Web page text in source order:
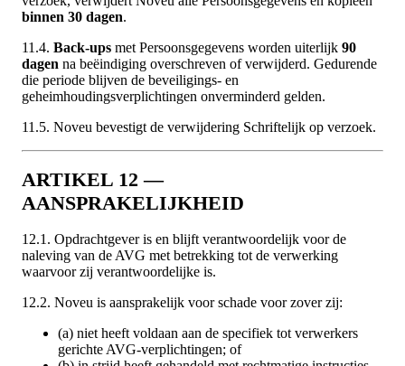
binnen 30 dagen.
11.4. Back-ups met Persoonsgegevens worden uiterlijk 90
dagen na beëindiging overschreven of verwijderd. Gedurende
die periode blijven de beveiligings- en
geheimhoudingsverplichtingen onverminderd gelden.
11.5. Noveu bevestigt de verwijdering Schriftelijk op verzoek.
ARTIKEL 12 —
AANSPRAKELIJKHEID
12.1. Opdrachtgever is en blijft verantwoordelijk voor de
naleving van de AVG met betrekking tot de verwerking
waarvoor zij verantwoordelijke is.
12.2. Noveu is aansprakelijk voor schade voor zover zij:
(a) niet heeft voldaan aan de specifiek tot verwerkers
gerichte AVG-verplichtingen; of